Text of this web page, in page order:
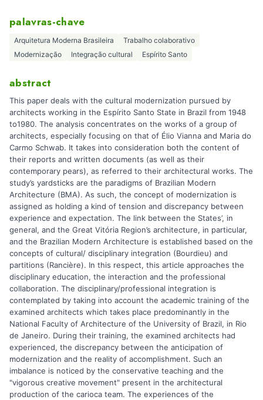
palavras-chave
Arquitetura Moderna Brasileira
Trabalho colaborativo
Modernização
Integração cultural Espírito Santo
abstract
This paper deals with the cultural modernization pursued by
architects working in the Espírito Santo State in Brazil from 1948
to1980. The analysis concentrates on the works of a group of
architects, especially focusing on that of Élio Vianna and Maria do
Carmo Schwab. It takes into consideration both the content of
their reports and written documents (as well as their
contemporary pears), as referred to their architectural works. The
study’s yardsticks are the paradigms of Brazilian Modern
Architecture (BMA). As such, the concept of modernization is
assigned as holding a kind of tension and discrepancy between
experience and expectation. The link between the States’, in
general, and the Great Vitória Region’s architecture, in particular,
and the Brazilian Modern Architecture is established based on the
concepts of cultural/ disciplinary integration (Bourdieu) and
partitions (Rancière). In this respect, this article approaches the
disciplinary education, the interaction and the professional
collaboration. The disciplinary/professional integration is
contemplated by taking into account the academic training of the
examined architects which takes place predominantly in the
National Faculty of Architecture of the University of Brazil, in Rio
de Janeiro. During their training, the examined architects had
experienced, the discrepancy between the anticipation of
modernization and the reality of accomplishment. Such an
imbalance is noticed by the conservative teaching and the
"vigorous creative movement" present in the architectural
production of the carioca team. The experiences of the